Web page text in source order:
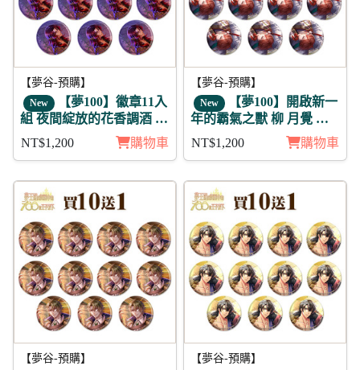
【夢谷-預購】
New 【夢100】徽章11入
組 夜間綻放的花香調酒 迪
翁 日覺
NT$1,200 購物車
【夢谷-預購】
New 【夢100】開啟新一
年的霸氣之獸 柳 月覺 徽
章11入組
NT$1,200 購物車
【夢谷-預購】 【夢谷-預購】